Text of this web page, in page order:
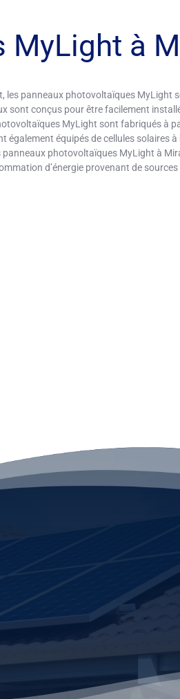
MyLight à
les panneaux photovoltaïques MyLight
sont conçus pour être facilement
MyLight sont fabriqués à
également équipés de cellules
photovoltaïques MyLight à
d’énergie provenant de
QUALIPV 36
TOP ELEC posséde la
optimale sur vos
à 36kVa
Elle est
de l’achat et une prime